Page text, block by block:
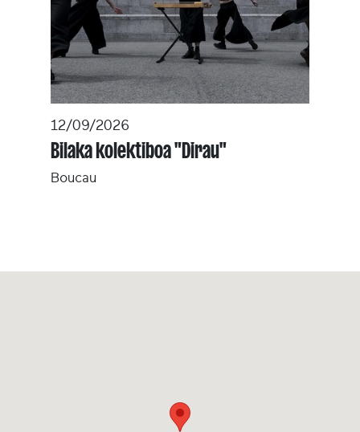
12/09/2026
Bilaka kolektiboa "Dirau"
Boucau